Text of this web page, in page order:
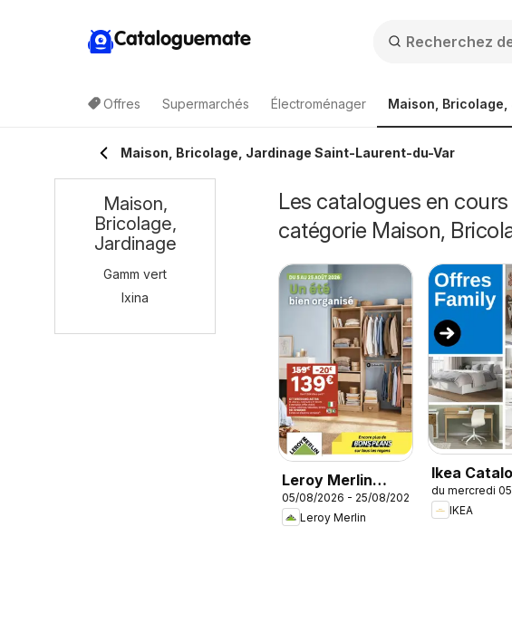
Cataloguemate
Offres Supermarchés Électroménager Maison,
Maison, Bricolage, Jardinage Saint-Laurent-du-Var
Les catalogues en
catégorie Maison,
Leroy Merlin
catalogue
05/08/2026 - 25/08/2026
Leroy Merlin
Ikea
des
Offres Ikea
du mercredi
IKEA
Maison,
Bricolage,
Jardinage
Gamm vert
Ixina